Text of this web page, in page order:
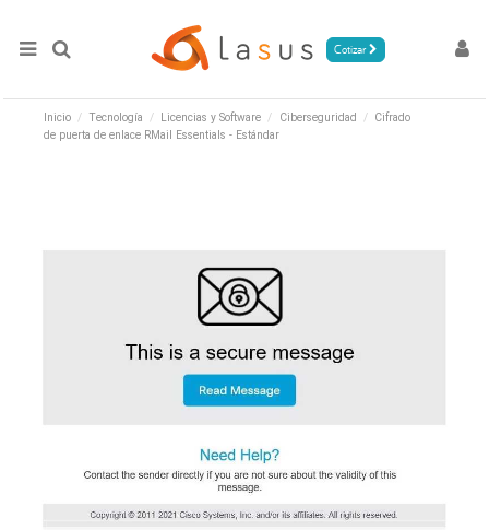
Cotizar
Inicio Tecnología Licencias y Software Ciberseguridad
Cifrado
de puerta de enlace RMail Essentials - Estándar